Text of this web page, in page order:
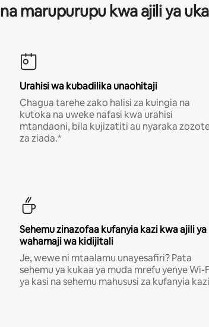
marupurupu kwa ajili ya
Urahisi wa kubadilika unaohitaji
Chagua tarehe zako halisi za kuingia na
kutoka na uweke nafasi kwa urahisi
mtandaoni, bila kujizatiti au nyaraka
za ziada.*
Sehemu zinazofaa kufanyia kazi kwa ajili ya
wahamaji wa kidijitali
Je, wewe ni mtaalamu unayesafiri? Pata
sehemu ya kukaa ya muda mrefu yenye Wi-
ya kasi na sehemu mahususi za kufanyia